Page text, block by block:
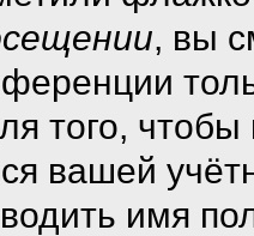
, вы
того, чтобы
вашей
имя